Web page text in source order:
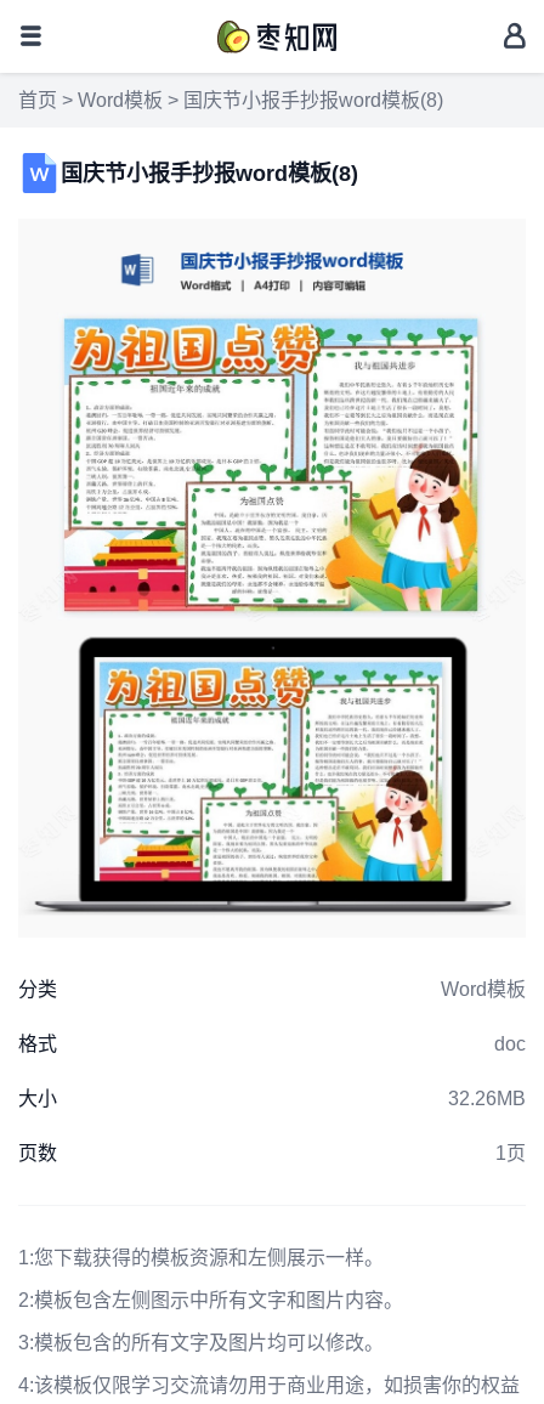
首页 > Word模板 > 国庆节小报手抄报word模板(8)
国庆节小报手抄报word模板(8)
分类 Word模板
格式 doc
大小 32.26MB
页数 1页
1:您下载获得的模板资源和左侧展示一样。
2:模板包含左侧图示中所有文字和图片内容。
3:模板包含的所有文字及图片均可以修改。
4:该模板仅限学习交流请勿用于商业用途，如损害你的权益